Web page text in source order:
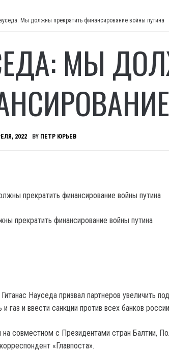
Мы должны прекратить финансирование войны путина
МЫ
2022 BY ПЕТР ЮРЬЕВ
прекратить финансирование войны путина
Науседа призвал партнеров увеличить
газ и ввести санкции против всех банков
на совместном с Президентами стран Балтии,
«Главпоста».